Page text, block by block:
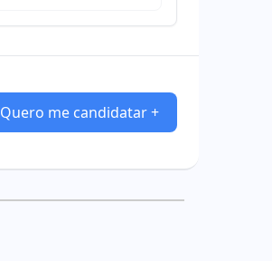
Quero me candidatar +